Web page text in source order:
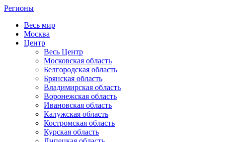
Регионы
Весь мир
Москва
Центр
Весь Центр
Московская область
Белгородская область
Брянская область
Владимирская область
Воронежская область
Ивановская область
Калужская область
Костромская область
Курская область